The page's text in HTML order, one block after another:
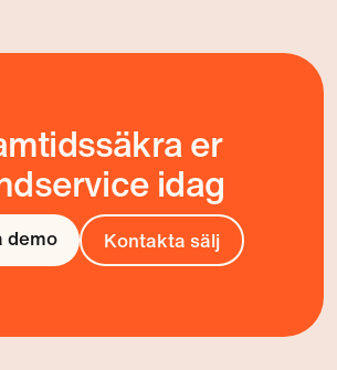
er
idag
demo Kontakta sälj